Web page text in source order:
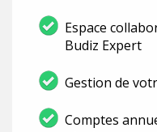
Espace
Budiz Expert
Gestion de
Comptes